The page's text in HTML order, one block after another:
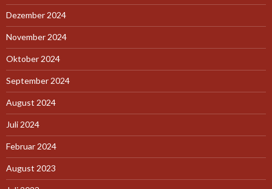
Dezember 2024
November 2024
Oktober 2024
September 2024
August 2024
Juli 2024
Februar 2024
August 2023